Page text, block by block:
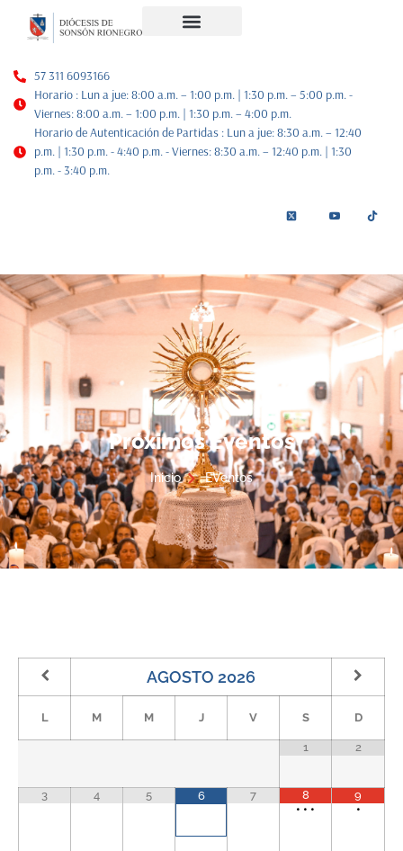
57 311 6093166
Horario : Lun a jue: 8:00 a.m. – 1:00 p.m. | 1:30 p.m. – 5:00 p.m. -
Viernes: 8:00 a.m. – 1:00 p.m. | 1:30 p.m. – 4:00 p.m.
Horario de Autenticación de Partidas : Lun a jue: 8:30 a.m. – 12:40
p.m. | 1:30 p.m. - 4:40 p.m. - Viernes: 8:30 a.m. – 12:40 p.m. | 1:30
p.m. - 3:40 p.m.
Próximos Eventos
Inicio EVentos
AGOSTO 2026
L M M J V S D
1 2
3 4 5 6 7
8
• • •
9
•